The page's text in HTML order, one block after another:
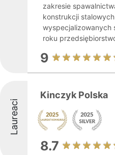
zakresie
konstrukcji
wyspecjalizowanych
roku
9
Laureaci
Kinczyk Polska
8.7